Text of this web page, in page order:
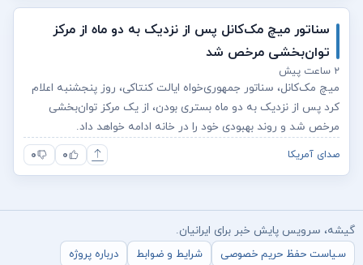
سناتور میچ مک‌کانل پس از نزدیک به دو ماه از مرکز
توان‌بخشی مرخص شد
۲ ساعت پیش
میچ مک‌کانل، سناتور جمهوری‌خواه ایالت کنتاکی، روز پنجشنبه اعلام
کرد پس از نزدیک به دو ماه بستری بودن، از یک مرکز توان‌بخشی
مرخص شد و روند بهبودی خود را در خانه ادامه خواهد داد.
صدای آمریکا ۰ ۰
گیشه، سرویس پایش خبر برای ایرانیان.
سیاست حفظ حریم خصوصی
شرایط و ضوابط درباره پروژه